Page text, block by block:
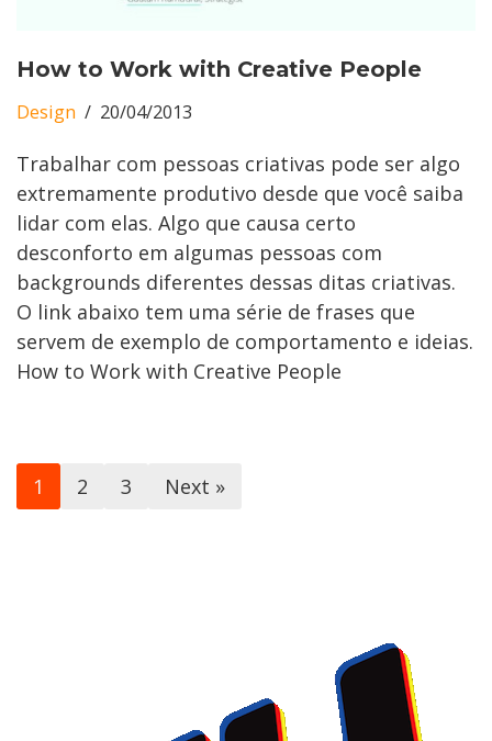
How to Work with Creative People
Design 20/04/2013
Trabalhar com pessoas criativas pode ser algo
extremamente produtivo desde que você saiba
lidar com elas. Algo que causa certo
desconforto em algumas pessoas com
backgrounds diferentes dessas ditas criativas.
O link abaixo tem uma série de frases que
servem de exemplo de comportamento e ideias.
How to Work with Creative People
1 2 3 Next »